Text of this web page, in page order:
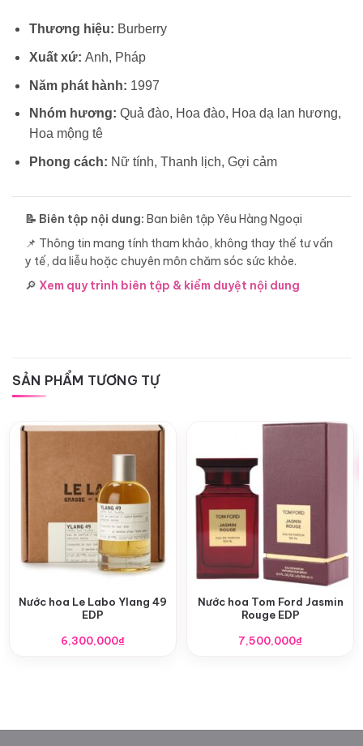
Thương hiệu: Burberry
Xuất xứ: Anh, Pháp
Năm phát hành: 1997
Nhóm hương: Quả đào, Hoa đào, Hoa dạ lan hương,
Hoa mộng tê
Phong cách: Nữ tính, Thanh lịch, Gợi cảm
📝 Biên tập nội dung: Ban biên tập Yêu Hàng Ngoại
📌 Thông tin mang tính tham khảo, không thay thế tư vấn
y tế, da liễu hoặc chuyên môn chăm sóc sức khỏe.
🔎 Xem quy trình biên tập & kiểm duyệt nội dung
SẢN PHẨM TƯƠNG TỰ
Nước hoa Le Labo Ylang 49
EDP
6,300,000₫
Nước hoa Tom Ford Jasmin
Rouge EDP
7,500,000₫